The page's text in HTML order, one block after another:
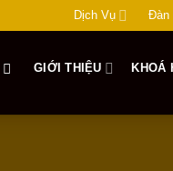
Dịch Vụ Đàn
GIỚI THIỆU KHOÁ